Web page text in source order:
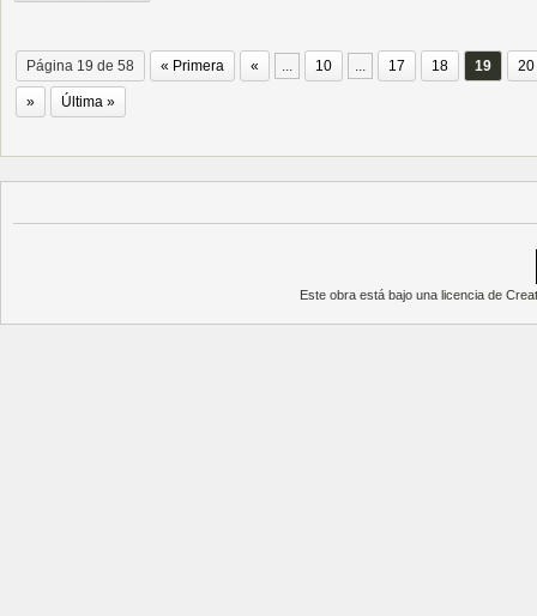
Página 19 de 58 « Primera « ... 10 ... 17 18 19 20
» Última »
Este obra está bajo una licencia de